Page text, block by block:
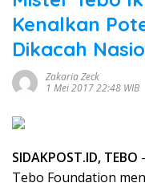
Kenalkan
Dikacah
Zakaria Zeck
1 Mei 2017 22:48 WIB
SIDAKPOST.ID, TEBO
Tebo Foundation